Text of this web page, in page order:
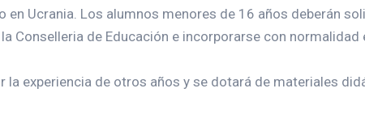
Ucrania. Los alumnos menores de 16 años deberán
Conselleria de Educación e incorporarse con normalidad
experiencia de otros años y se dotará de materiales